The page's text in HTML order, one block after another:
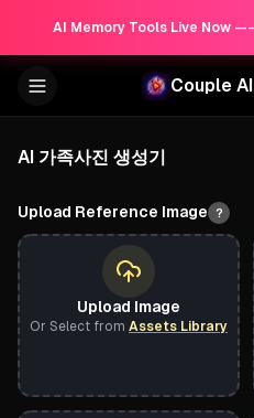
Couple AI
AI 가족사진 생성기
Upload Reference Image ?
Upload Image
Or Select from Assets Library